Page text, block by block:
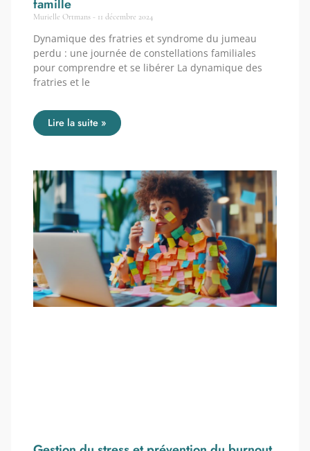
famille
Murielle Ortmans 11 décembre 2024
Dynamique des fratries et syndrome du jumeau
perdu : une journée de constellations familiales
pour comprendre et se libérer La dynamique des
fratries et le
Lire la suite »